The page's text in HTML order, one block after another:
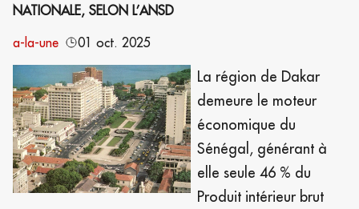
NATIONALE, SELON L’ANSD
a-la-une
01 oct. 2025
La région de Dakar
demeure le moteur
économique du
Sénégal, générant à
elle seule 46 % du
Produit intérieur brut